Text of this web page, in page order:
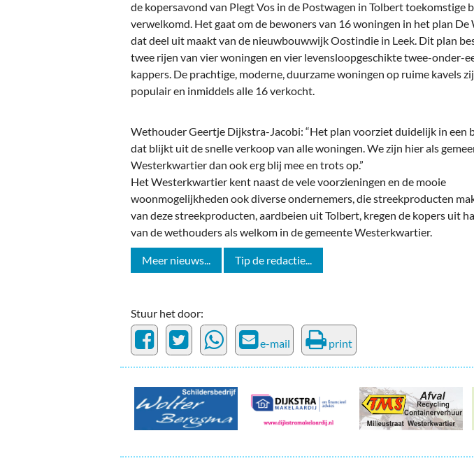
Zuidhorners
On-
(Ver)
de kopersavond van Plegt Vos in de Postwagen in Tolbert toekomstige
verwelkomd. Het gaat om de bewoners van 16 woningen in het plan De
dat deel uit maakt van de nieuwbouwwijk Oostindie in Leek. Dit plan
twee rijen van vier woningen en vier levensloopgeschikte twee-onder-
kappers. De prachtige, moderne, duurzame woningen op ruime kavels
populair en inmiddels alle 16 verkocht.
Wethouder Geertje Dijkstra-Jacobi: “Het plan voorziet duidelijk in een
dat blijkt uit de snelle verkoop van alle woningen. We zijn hier als
Westerkwartier dan ook erg blij mee en trots op.”
Het Westerkwartier kent naast de vele voorzieningen en de mooie
woonmogelijkheden ook diverse ondernemers, die streekproducten
van deze streekproducten, aardbeien uit Tolbert, kregen de kopers uit
van de wethouders als welkom in de gemeente Westerkwartier.
Meer nieuws... Tip de redactie...
Stuur het door:
e-mail print